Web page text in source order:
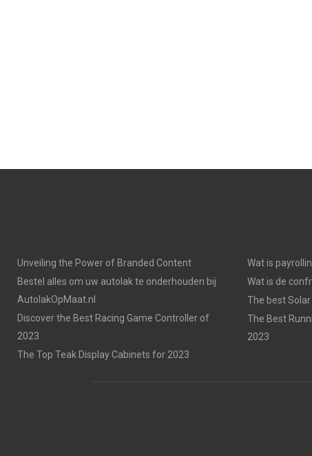
Unveiling the Power of Branded Content
Bestel alles om uw autolak te onderhouden bij
AutolakOpMaat.nl
Discover the Best Racing Game Controller of
2023
The Top Teak Display Cabinets for 2023
Wat is
Wat is de
The best
The Best
2023